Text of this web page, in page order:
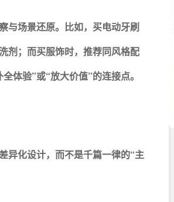
场景还原。 比如，买电动牙刷
剂；而买服饰时，推荐同风格配
体验”或“放大价值”的连接点。
异化设计，而不是千篇一律的“主